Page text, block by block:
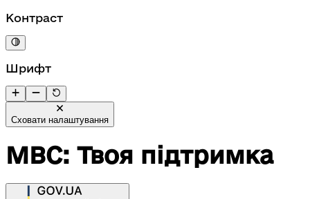
Контраст
Шрифт
Сховати налаштування
МВС: Твоя підтримка